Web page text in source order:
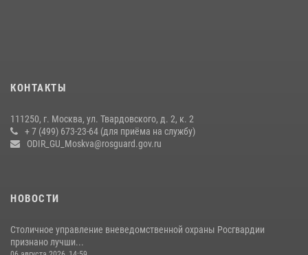
чемпионат по самбо (виео)
Центр профессиональной подготовки сотрудников
КОНТАКТЫ
111250, г. Москва, ул. Твардовского, д. 2, к. 2
+ 7 (499) 673-23-64 (для приёма на службу)
ODIR_GU_Moskva@rosguard.gov.ru
НОВОСТИ
Столичное управление вневедомственной охраны Росгвардии
признано лучши...